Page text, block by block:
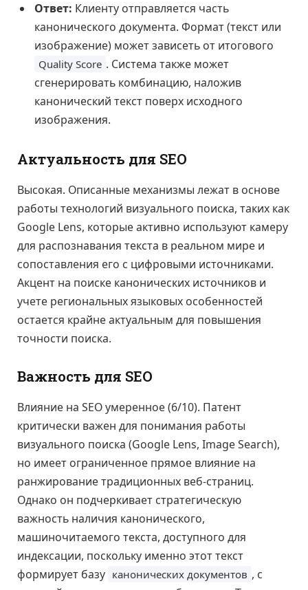
Ответ: Клиенту отправляется часть
канонического документа. Формат (текст или
изображение) может зависеть от итогового
Quality Score . Система также может
сгенерировать комбинацию, наложив
канонический текст поверх исходного
изображения.
Актуальность для SEO
Высокая. Описанные механизмы лежат в основе
работы технологий визуального поиска, таких как
Google Lens, которые активно используют камеру
для распознавания текста в реальном мире и
сопоставления его с цифровыми источниками.
Акцент на поиске канонических источников и
учете региональных языковых особенностей
остается крайне актуальным для повышения
точности поиска.
Важность для SEO
Влияние на SEO умеренное (6/10). Патент
критически важен для понимания работы
визуального поиска (Google Lens, Image Search),
но имеет ограниченное прямое влияние на
ранжирование традиционных веб-страниц.
Однако он подчеркивает стратегическую
важность наличия канонического,
машиночитаемого текста, доступного для
индексации, поскольку именно этот текст
формирует базу канонических документов , с